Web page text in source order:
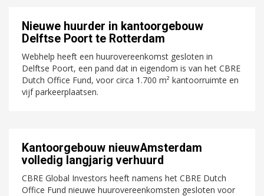
Nieuwe huurder in kantoorgebouw
Delftse Poort te Rotterdam
Webhelp heeft een huurovereenkomst gesloten in
Delftse Poort, een pand dat in eigendom is van het CBRE
Dutch Office Fund, voor circa 1.700 m² kantoorruimte en
vijf parkeerplaatsen.
Kantoorgebouw nieuwAmsterdam
volledig langjarig verhuurd
CBRE Global Investors heeft namens het CBRE Dutch
Office Fund nieuwe huurovereenkomsten gesloten voor